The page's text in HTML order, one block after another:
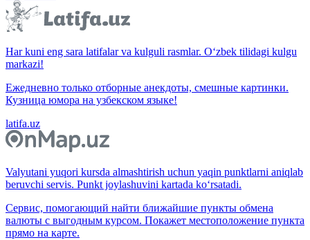
Har kuni eng sara latifalar va kulguli rasmlar. O‘zbek tilidagi kulgu
markazi!
Ежедневно только отборные анекдоты, смешные картинки.
Кузница юмора на узбекском языке!
latifa.uz
Valyutani yuqori kursda almashtirish uchun yaqin punktlarni aniqlab
beruvchi servis. Punkt joylashuvini kartada ko‘rsatadi.
Сервис, помогающий найти ближайшие пункты обмена
валюты с выгодным курсом. Покажет местоположение пункта
прямо на карте.